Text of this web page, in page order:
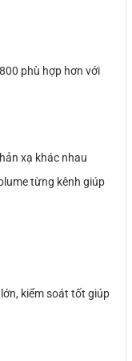
phù hợp hơn với
xạ khác nhau
từng kênh giúp
kiểm soát tốt giúp